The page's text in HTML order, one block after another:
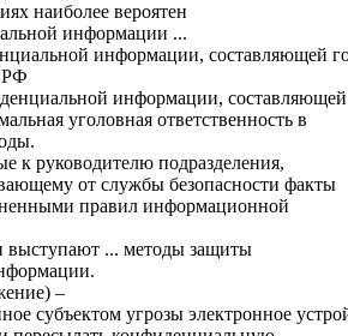
наиболее вероятен
информации ...
информации, составляющей
РФ
информации, составляющей
уголовная ответственность в
к руководителю подразделения,
от службы безопасности факты
правил информационной
выступают ... методы защиты
) –
субъектом угрозы электронное